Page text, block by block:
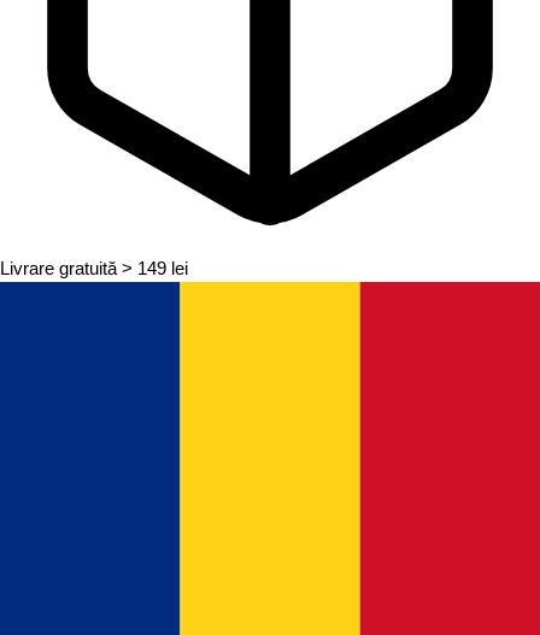
Livrare gratuită > 149 lei